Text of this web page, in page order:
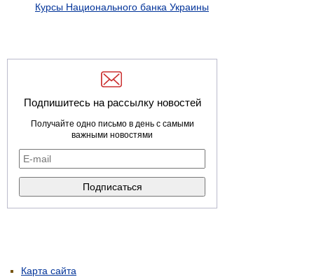
Курсы Национального банка Украины
Подпишитесь на рассылку новостей
Получайте одно письмо в день с самыми
важными новостями
Карта сайта